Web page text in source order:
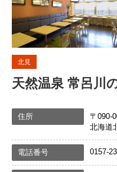
北見
天然温泉 常呂川
住所
〒090-
北海道
電話番号 0157-